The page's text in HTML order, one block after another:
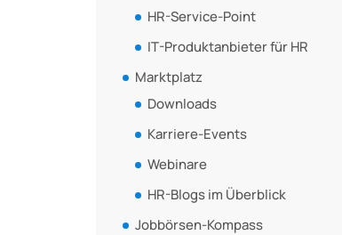
HR-Service-Point
IT-Produktanbieter für HR
Marktplatz
Downloads
Karriere-Events
Webinare
HR-Blogs im Überblick
Jobbörsen-Kompass